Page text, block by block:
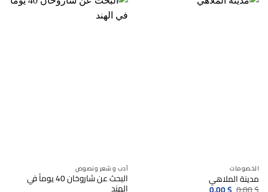
الخصومات
مدينة الملاهي
أدب و شعر ونصوص
البحث عن شاروخان 40 يوماً في
الهند